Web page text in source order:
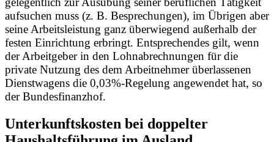
aufsuchen muss (z. B. Besprechungen), im Übrigen aber
seine Arbeitsleistung ganz überwiegend außerhalb der
festen Einrichtung erbringt. Entsprechendes gilt, wenn
der Arbeitgeber in den Lohnabrechnungen für die
private Nutzung des dem Arbeitnehmer überlassenen
Dienstwagens die 0,03%-Regelung angewendet hat, so
der Bundesfinanzhof.
Unterkunftskosten bei doppelter